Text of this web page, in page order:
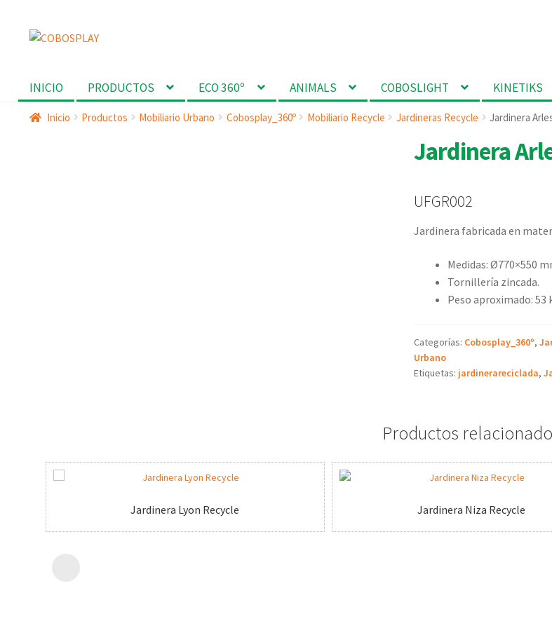
Ir
navegación
Ir
INICIO PRODUCTOS ECO 360º ANIMALS COBOSLIGHT KINETIKS
Inicio Productos Mobiliario Urbano Cobosplay_360º Mobiliario Recycle Jardineras Recycle Jardinera
Jardinera
UFGR002
Jardinera fabricada en
Medidas: Ø770×550
Tornillería zincada.
Peso aproximado: 53
Categorías: Cobosplay_360º,
Urbano
Etiquetas: jardinerareciclada,
Productos
Jardinera Lyon Recycle Jardinera Niza Recycle